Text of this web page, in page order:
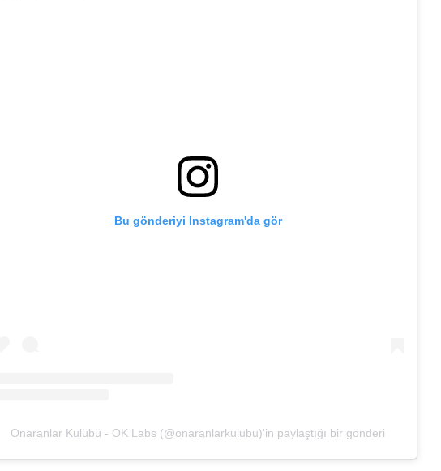
Bu gönderiyi Instagram'da gör
Onaranlar Kulübü - OK Labs (@onaranlarkulubu)'in paylaştığı bir gönderi